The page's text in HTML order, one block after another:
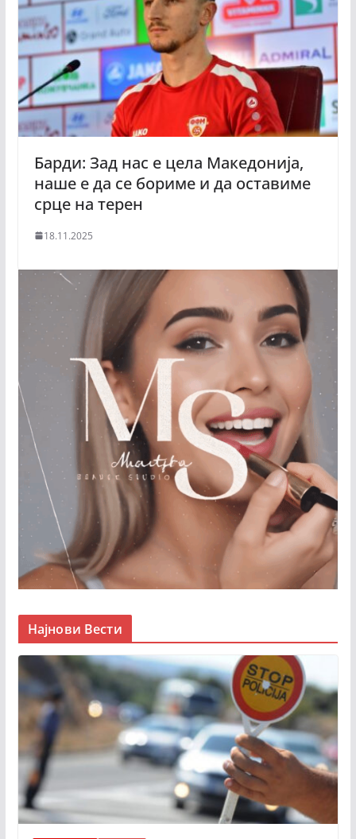
Барди: Зад нас е цела Македонија,
наше е да се бориме и да оставиме
срце на терен
18.11.2025
Најнови Вести